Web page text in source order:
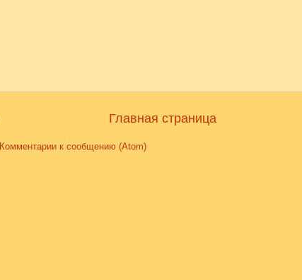
Главная страница
Комментарии к сообщению (Atom)